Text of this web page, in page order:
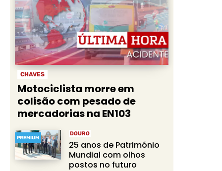
CHAVES
Motociclista morre em
colisão com pesado de
mercadorias na EN103
PREMIUM
DOURO
25 anos de Património
Mundial com olhos
postos no futuro